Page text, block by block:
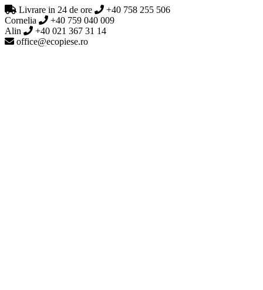
Livrare in 24 de ore
+40 758 255 506
Cornelia
+40 759 040 009
Alin
+40 021 367 31 14
office@ecopiese.ro